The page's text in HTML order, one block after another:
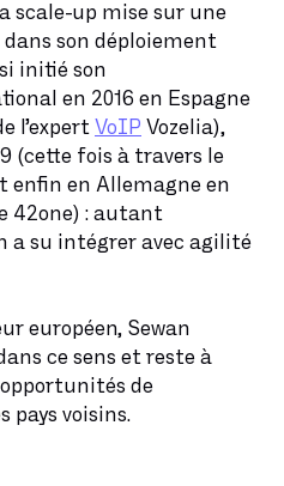
scale-up mise sur une
son déploiement
initié son
en 2016 en Espagne
l’expert VoIP Vozelia),
(cette fois à travers le
enfin en Allemagne en
42one) : autant
a su intégrer avec agilité
européen, Sewan
ce sens et reste à
opportunités de
pays voisins.